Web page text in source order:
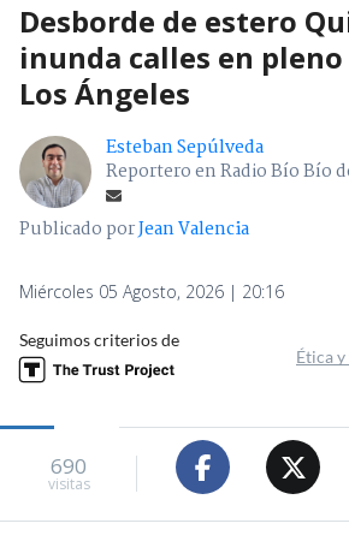
Desborde de estero
inunda calles en
Los Ángeles
Esteban Sepúlveda
Reportero en Radio Bío Bío
Publicado porJean Valencia
Miércoles 05 Agosto, 2026 | 20:16
Seguimos criterios de
Ética
690
visitas